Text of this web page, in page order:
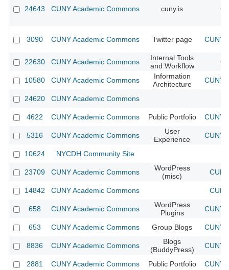
24643 CUNY Academic Commons cuny.is
3090 CUNY Academic Commons Twitter page CUNY
22630 CUNY Academic Commons
Internal Tools
and Workflow
10580 CUNY Academic Commons
Information
Architecture
CUNY
24620 CUNY Academic Commons
4622 CUNY Academic Commons Public Portfolio CUNY
5316 CUNY Academic Commons
User
Experience
CUNY
10624 NYCDH Community Site
23709 CUNY Academic Commons
WordPress
(misc)
14842 CUNY Academic Commons
658 CUNY Academic Commons
WordPress
Plugins
CUNY
653 CUNY Academic Commons Group Blogs CUNY
8836 CUNY Academic Commons
Blogs
(BuddyPress)
CUNY
2881 CUNY Academic Commons Public Portfolio CUNY